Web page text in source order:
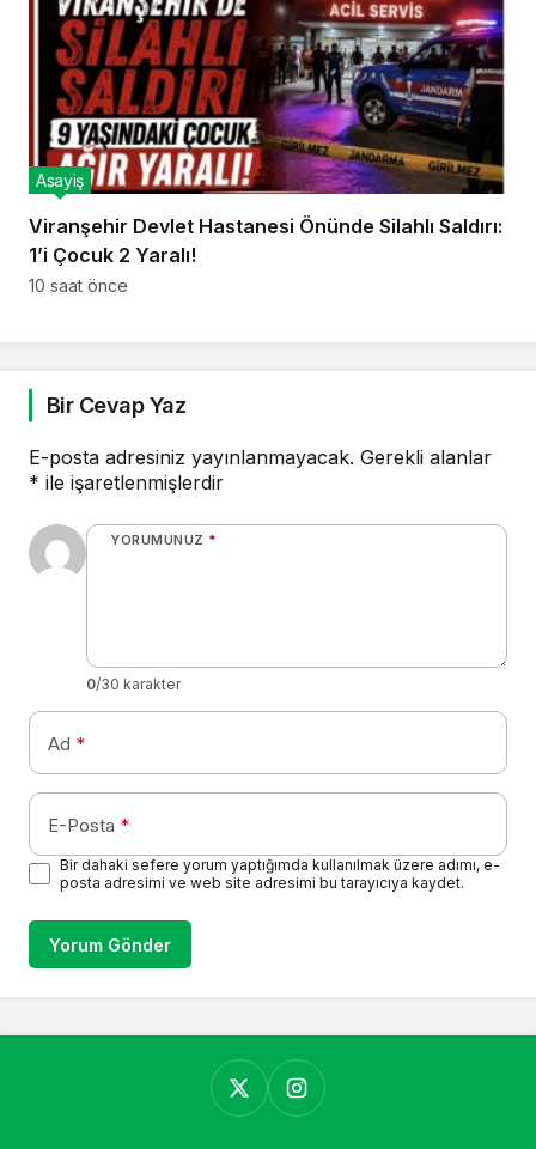
Viranşehir Devlet Hastanesi Önünde Silahlı Saldırı:
1’i Çocuk 2 Yaralı!
Asayiş
10 saat önce
Bir Cevap Yaz
E-posta adresiniz yayınlanmayacak. Gerekli alanlar
* ile işaretlenmişlerdir
YORUMUNUZ *
0/30 karakter
Ad *
E-Posta *
Bir dahaki sefere yorum yaptığımda kullanılmak üzere adımı, e-
posta adresimi ve web site adresimi bu tarayıcıya kaydet.
Yorum Gönder